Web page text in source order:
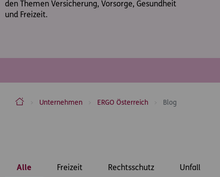
den Themen Versicherung, Vorsorge, Gesundheit
und Freizeit.
ERGO Versicherung Aktiengesellschaft
Unternehmen ERGO Österreich Blog
Alle Freizeit Rechtsschutz Unfall